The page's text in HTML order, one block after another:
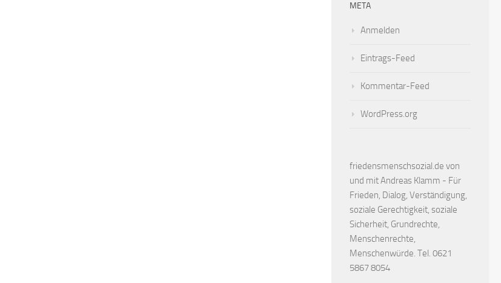
META
Anmelden
Eintrags-Feed
Kommentar-Feed
WordPress.org
friedensmenschsozial.de von
und mit Andreas Klamm - Für
Frieden, Dialog, Verständigung,
soziale Gerechtigkeit, soziale
Sicherheit, Grundrechte,
Menschenrechte,
Menschenwürde. Tel. 0621
5867 8054